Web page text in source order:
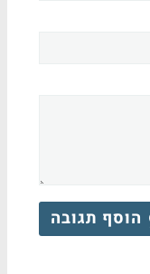
הוסף תגובה